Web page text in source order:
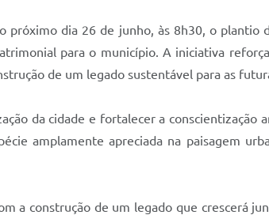
dia 26 de junho, às 8h30, o plantio
para o município. A iniciativa
de um legado sustentável para as
da cidade e fortalecer a conscientização
amplamente apreciada na paisagem
a construção de um legado que crescerá